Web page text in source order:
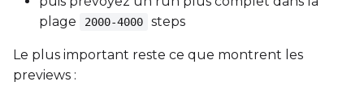
plage
2000-4000 steps
Le plus important reste ce que montrent les
previews :